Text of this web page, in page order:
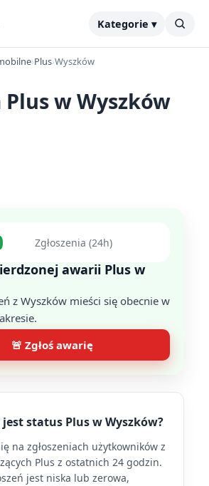
Kategorie ▾
›Plus›Wyszków
w Wyszków
Zgłoszenia (24h)
awarii Plus w
z Wyszków mieści się obecnie w
🚨 Zgłoś awarię
status Plus w Wyszków?
na zgłoszeniach użytkowników z
Plus z ostatnich 24 godzin.
jest niska lub zerowa,